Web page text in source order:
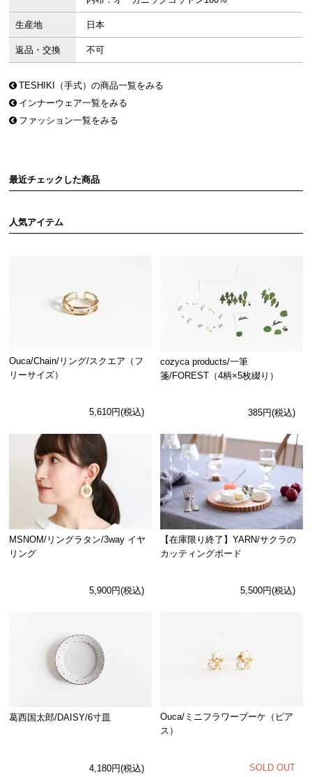
生産地 日本
返品・交換 不可
TESHIKI（手式）の商品一覧をみる
インナーウェア一覧をみる
ファッション一覧をみる
最近チェックした商品
人気アイテム
Ouca/Chain/リング/スクエア（フ
リーサイズ）
5,610円(税込)
cozyca products/一筆
箋/FOREST（4柄×5枚綴り）
385円(税込)
MSNOM/リングラタン/3way イヤ
リング
5,900円(税込)
【在庫限り終了】YARN/サクラの
カッティングボード
5,500円(税込)
葛西国太郎/DAISY/6寸皿
4,180円(税込)
Ouca/ミニフラワーブーケ（ピア
ス）
SOLD OUT